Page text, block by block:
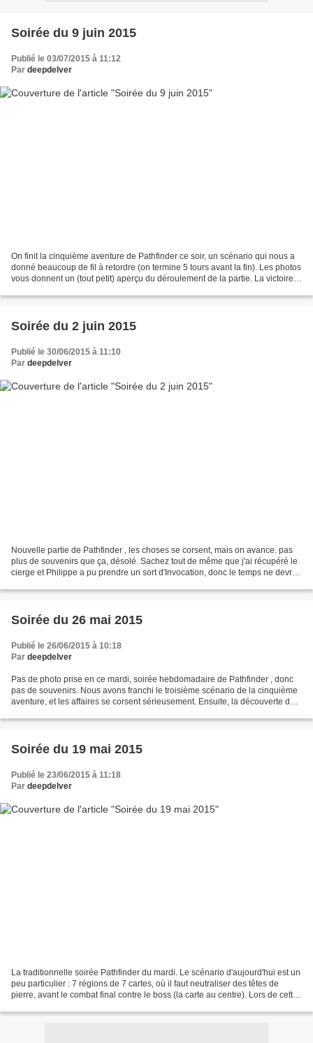
Soirée du 9 juin 2015
Publié le 03/07/2015 à 11:12
Par deepdelver
On finit la cinquième aventure de Pathfinder ce soir, un scénario qui nous a
donné beaucoup de fil à retordre (on termine 5 tours avant la fin). Les photos
vous donnent un (tout petit) aperçu du déroulement de la partie. La victoire
Soirée du 2 juin 2015
Publié le 30/06/2015 à 11:10
Par deepdelver
Nouvelle partie de Pathfinder , les choses se corsent, mais on avance. pas
plus de souvenirs que ça, désolé. Sachez tout de même que j'ai récupéré le
cierge et Philippe a pu prendre un sort d'Invocation, donc le temps ne devrait
Soirée du 26 mai 2015
Publié le 26/06/2015 à 10:18
Par deepdelver
Pas de photo prise en ce mardi, soirée hebdomadaire de Pathfinder , donc
pas de souvenirs. Nous avons franchi le troisième scénario de la cinquième
aventure, et les affaires se corsent sérieusement. Ensuite, la découverte de
Soirée du 19 mai 2015
Publié le 23/06/2015 à 11:18
Par deepdelver
La traditionnelle soirée Pathfinder du mardi. Le scénario d'aujourd'hui est un
peu particulier : 7 régions de 7 cartes, où il faut neutraliser des têtes de
pierre, avant le combat final contre le boss (la carte au centre). Lors de cette